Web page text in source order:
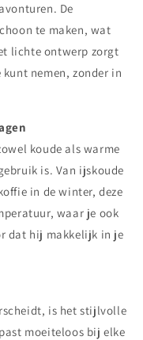
De
te maken, wat
lichte ontwerp zorgt
nemen, zonder in
koude als warme
is. Van ijskoude
in de winter, deze
waar je ook
dat hij makkelijk in je
is het stijlvolle
moeiteloos bij elke